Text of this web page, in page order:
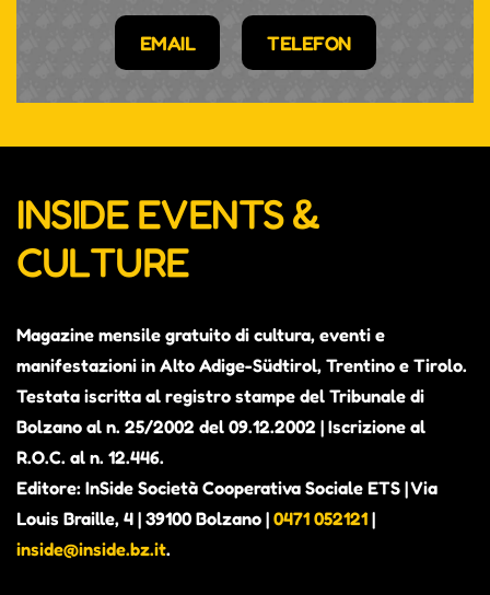
EMAIL TELEFON
INSIDE EVENTS &
CULTURE
Magazine mensile gratuito di cultura, eventi e
manifestazioni in Alto Adige-Südtirol, Trentino e Tirolo.
Testata iscritta al registro stampe del Tribunale di
Bolzano al n. 25/2002 del 09.12.2002 | Iscrizione al
R.O.C. al n. 12.446.
Editore: InSide Società Cooperativa Sociale ETS | Via
Louis Braille, 4 | 39100 Bolzano | 0471 052121 |
inside@inside.bz.it.